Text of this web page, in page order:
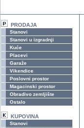
PRODAJA
Stanovi
Stanovi u izgradnji
Kuće
Placevi
Garaže
Vikendice
Poslovni prostor
Magacinski prostor
Obradivo zemljište
Ostalo
KUPOVINA
Stanovi